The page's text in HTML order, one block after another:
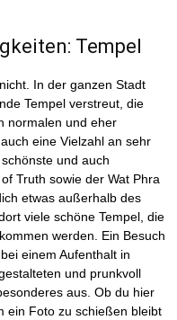
Tempel
In der ganzen Stadt
Tempel verstreut, die
normalen und eher
eine Vielzahl an sehr
und auch
Truth sowie der Wat Phra
etwas außerhalb des
viele schöne Tempel, die
werden. Ein Besuch
einem Aufenthalt in
und prunkvoll
aus. Ob du hier
ein Foto zu schießen bleibt